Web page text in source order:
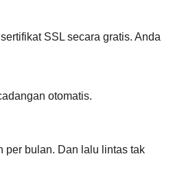
SSL secara gratis. Anda
otomatis.
per bulan. Dan lalu lintas tak